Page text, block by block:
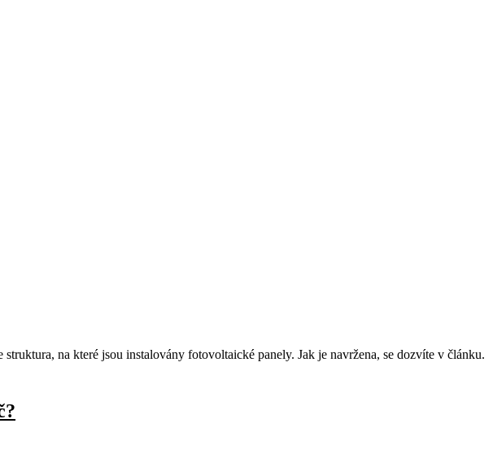
na které jsou instalovány fotovoltaické panely. Jak je navržena, se dozvíte v článku.